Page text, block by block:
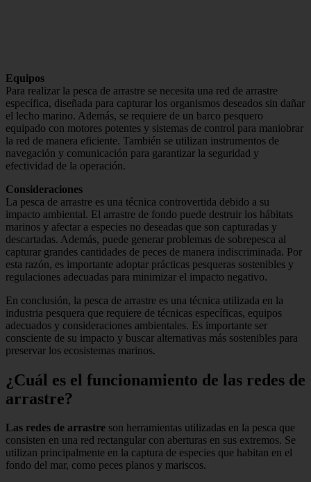
Equipos
Para realizar la pesca de arrastre se necesita una red de arrastre
específica, diseñada para capturar los organismos deseados sin dañar
el lecho marino. Además, se requiere de un barco pesquero
equipado con motores potentes y sistemas de control para maniobrar
la red de manera eficiente. También se utilizan instrumentos de
navegación y comunicación para garantizar la seguridad y
efectividad de la operación.
Consideraciones
La pesca de arrastre es una técnica controvertida debido a su
impacto ambiental. El arrastre de fondo puede destruir los hábitats
marinos y afectar a especies no deseadas que son capturadas y
descartadas. Además, puede generar problemas de sobrepesca al
capturar grandes cantidades de peces de manera indiscriminada. Por
esta razón, es importante adoptar prácticas pesqueras sostenibles y
regulaciones adecuadas para minimizar el impacto negativo.
En conclusión, la pesca de arrastre es una técnica utilizada en la
industria pesquera que requiere de técnicas específicas, equipos
adecuados y consideraciones ambientales. Es importante ser
consciente de su impacto y buscar alternativas más sostenibles para
preservar los ecosistemas marinos.
¿Cuál es el funcionamiento de las redes de
arrastre?
Las redes de arrastre son herramientas utilizadas en la pesca que
consisten en una red rectangular con aberturas en sus extremos. Se
utilizan principalmente en la captura de especies que habitan en el
fondo del mar, como peces planos y mariscos.